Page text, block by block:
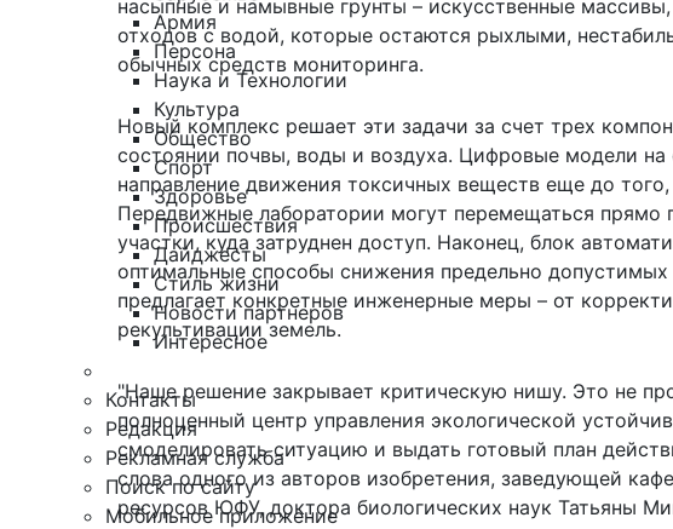
Армия
Персона
Наука и Технологии
Культура
Общество
Спорт
Здоровье
Происшествия
Дайджесты
Стиль жизни
Новости партнеров
Интересное
Контакты
Редакция
Рекламная служба
Поиск по сайту
Мобильное приложение
насыпные и намывные грунты – искусственные
отходов с водой, которые остаются рыхлыми,
обычных средств мониторинга.
Новый комплекс решает эти задачи за счет трех
состоянии почвы, воды и воздуха. Цифровые модели
направление движения токсичных веществ еще до
Передвижные лаборатории могут перемещаться прямо
участки, куда затруднен доступ. Наконец, блок
оптимальные способы снижения предельно
предлагает конкретные инженерные меры – от
рекультивации земель.
"Наше решение закрывает критическую нишу. Это не
полноценный центр управления экологической
смоделировать ситуацию и выдать готовый план
слова одного из авторов изобретения, заведующей
ресурсов ЮФУ, доктора биологических наук Татьяны